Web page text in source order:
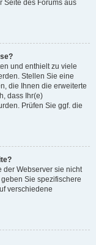
Seite des Forums aus
und enthielt zu viele
Stellen Sie eine
die Ihnen die erweiterte
dass Ihr(e)
Prüfen Sie ggf. die
der Webserver sie nicht
Sie spezifischere
verschiedene